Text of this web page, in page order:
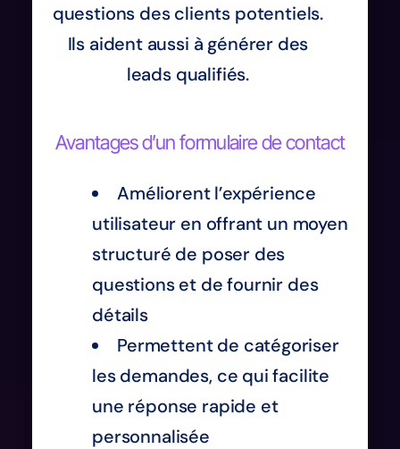
questions des clients potentiels.
Ils aident aussi à générer des
leads qualifiés.
Avantages d’un formulaire de contact
Améliorent l’expérience
utilisateur en offrant un moyen
structuré de poser des
questions et de fournir des
détails
Permettent de catégoriser
les demandes, ce qui facilite
une réponse rapide et
personnalisée